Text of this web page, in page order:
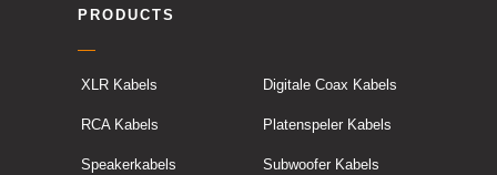
PRODUCTS
Digitale Coax Kabels
Platenspeler Kabels
Subwoofer Kabels
XLR Kabels
RCA Kabels
Speakerkabels